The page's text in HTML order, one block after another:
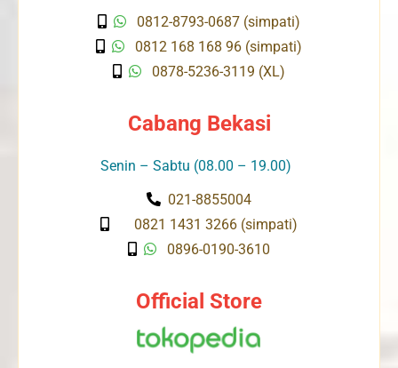
0812-8793-0687 (simpati)
0812 168 168 96 (simpati)
0878-5236-3119 (XL)
Cabang Bekasi
Senin – Sabtu (08.00 – 19.00)
021-8855004
0821 1431 3266 (simpati)
0896-0190-3610
Official Store